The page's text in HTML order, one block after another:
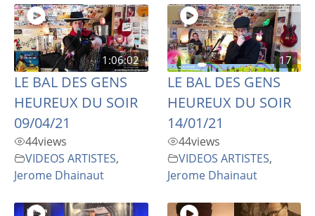
1:06:02
LE BAL DES GENS
HEUREUX DU SOIR
09/04/21
44views
VIDEOS ARTISTES,
Jerome Dhainaut
17
LE BAL DES GENS
HEUREUX DU SOIR
14/01/21
44views
VIDEOS ARTISTES,
Jerome Dhainaut